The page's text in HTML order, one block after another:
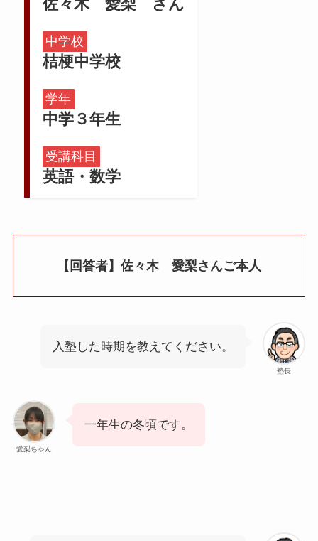
佐々木 愛梨 さん
中学校
桔梗中学校
学年
中学３年生
受講科目
英語・数学
【回答者】佐々木 愛梨さんご本人
塾長
入塾した時期を教えてください。
愛梨ちゃん
一年生の冬頃です。